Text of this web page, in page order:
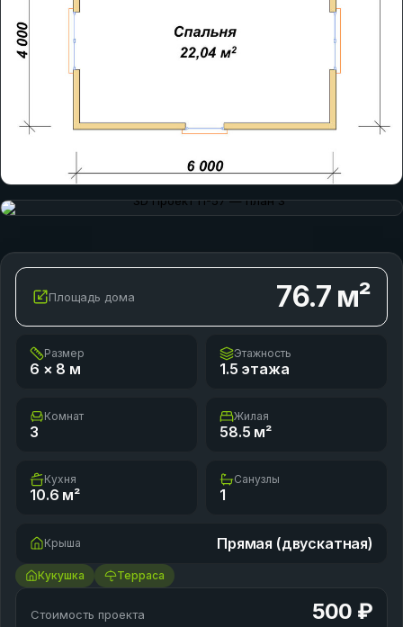
Площадь дома 76.7м²
Размер
6 × 8 м
Этажность
1.5 этажа
Комнат
3
Жилая
58.5 м²
Кухня
10.6 м²
Санузлы
1
Крыша Прямая (двускатная)
Кукушка Терраса
Стоимость проекта 500 ₽